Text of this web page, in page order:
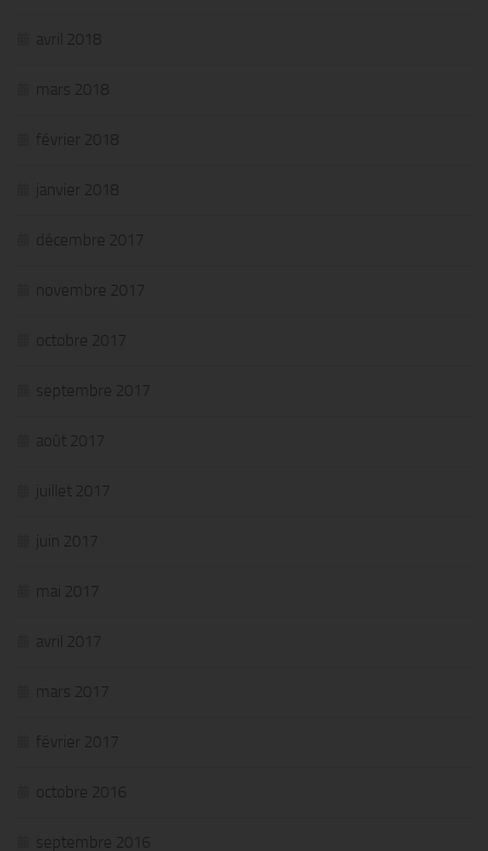
avril 2018
mars 2018
février 2018
janvier 2018
décembre 2017
novembre 2017
octobre 2017
septembre 2017
août 2017
juillet 2017
juin 2017
mai 2017
avril 2017
mars 2017
février 2017
octobre 2016
septembre 2016